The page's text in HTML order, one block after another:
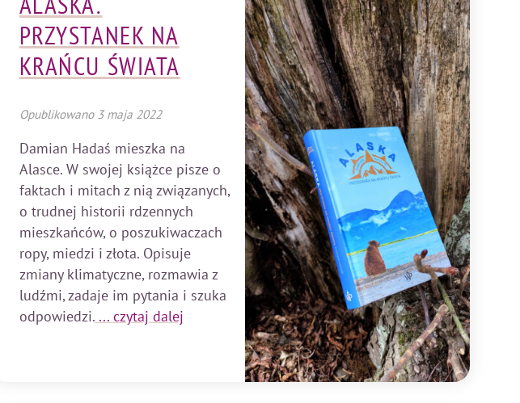
PRZYSTANEK NA
KRAŃCU ŚWIATA
Opublikowano 3 maja 2022
Damian Hadaś mieszka na
Alasce. W swojej książce pisze o
faktach i mitach z nią związanych,
o trudnej historii rdzennych
mieszkańców, o poszukiwaczach
ropy, miedzi i złota. Opisuje
zmiany klimatyczne, rozmawia z
ludźmi, zadaje im pytania i szuka
odpowiedzi.... czytaj dalej